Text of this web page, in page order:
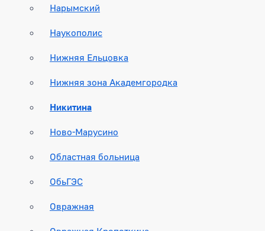
Нарымский
Наукополис
Нижняя Ельцовка
Нижняя зона Академгородка
Никитина
Ново-Марусино
Областная больница
ОбьГЭС
Овражная